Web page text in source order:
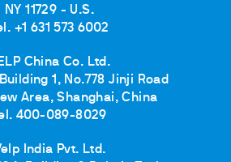
NY 11729 - U.S.
+1 631 573 6002
China Co. Ltd.
1, No.778 Jinji Road
Area, Shanghai, China
400-089-8029
India Pvt. Ltd.